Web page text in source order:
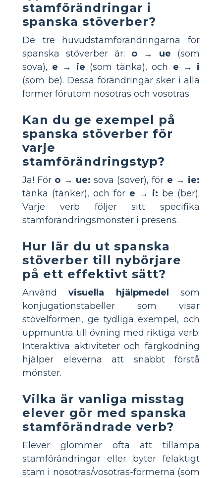
stamförändringar i
spanska stöverber?
De tre huvudstamförändringarna för
spanska stöverber är: o → ue (som
sova), e → ie (som tänka), och e → i
(som be). Dessa förändringar sker i alla
former förutom nosotras och vosotras.
Kan du ge exempel på
spanska stöverber för
varje
stamförändringstyp?
Ja! För o → ue: sova (sover), för e → ie:
tänka (tänker), och för e → i: be (ber).
Varje verb följer sitt specifika
stamförändringsmönster i presens.
Hur lär du ut spanska
stöverber till nybörjare
på ett effektivt sätt?
Användvisuella hjälpmedel
som
konjugationstabeller som visar
stövelformen, ge tydliga exempel, och
uppmuntra till övning med riktiga verb.
Interaktiva aktiviteter och färgkodning
hjälper eleverna att snabbt förstå
mönster.
Vilka är vanliga misstag
elever gör med spanska
stamförändrade verb?
Elever glömmer ofta att tillämpa
stamförändringar eller byter felaktigt
stam i nosotras/vosotras-formerna (som